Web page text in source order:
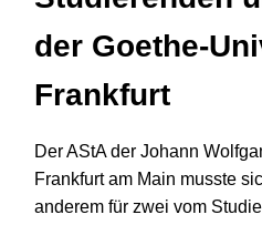
der Goethe-
Frankfurt
Der AStA der Johann
Frankfurt am Main musste
anderem für zwei vom